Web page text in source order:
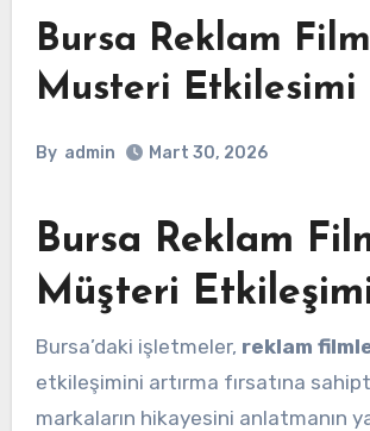
Bursa Reklam
Musteri Etkilesimi
By admin Mart 30, 2026
Bursa Reklam
Müşteri
Bursa’daki işletmeler, reklam
etkileşimini artırma fırsatına
markaların hikayesini anlatmanın